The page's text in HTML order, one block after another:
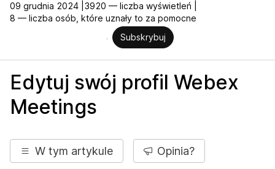
09 grudnia 2024 | 3920 — liczba wyświetleń |
8 — liczba osób, które uznały to za pomocne
Subskrybuj
Edytuj swój profil Webex
Meetings
W tym artykule Opinia?